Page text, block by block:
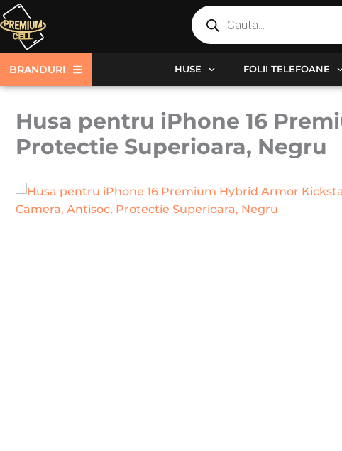
Skip
to
content
Products
search
BRANDURI HUSE FOLII TELEFOANE
Husa pentru iPhone 16
Protectie Superioara, Negru